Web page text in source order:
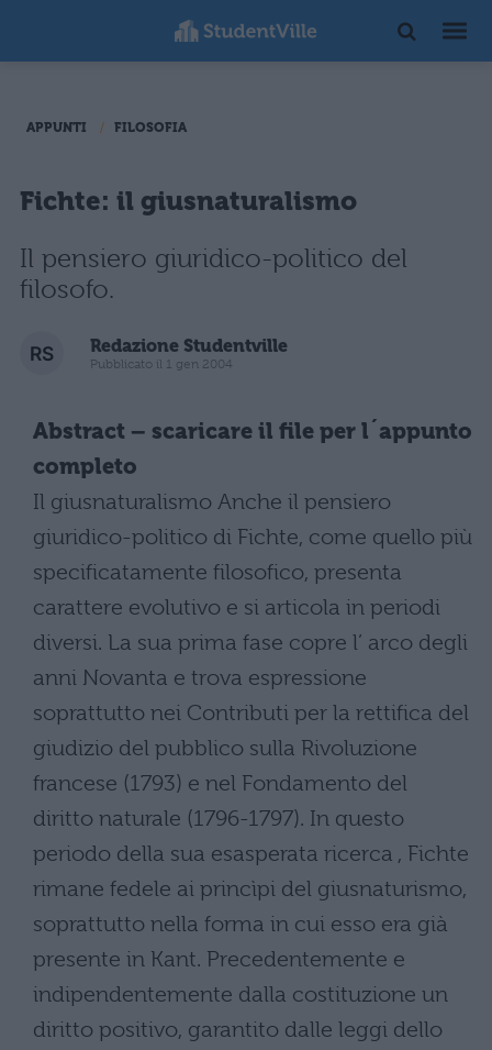
APPUNTI FILOSOFIA
Fichte: il giusnaturalismo
Il pensiero giuridico-politico del
filosofo.
Redazione Studentville
Pubblicato il 1 gen 2004
Abstract – scaricare il file per l´appunto
completo
Il giusnaturalismo Anche il pensiero
giuridico-politico di Fichte, come quello più
specificatamente filosofico, presenta
carattere evolutivo e si articola in periodi
diversi. La sua prima fase copre l’ arco degli
anni Novanta e trova espressione
soprattutto nei Contributi per la rettifica del
giudizio del pubblico sulla Rivoluzione
francese (1793) e nel Fondamento del
diritto naturale (1796-1797). In questo
periodo della sua esasperata ricerca , Fichte
rimane fedele ai princìpi del giusnaturismo,
soprattutto nella forma in cui esso era già
presente in Kant. Precedentemente e
indipendentemente dalla costituzione un
diritto positivo, garantito dalle leggi dello